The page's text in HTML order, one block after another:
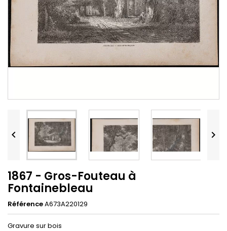
 
1867 - Gros-Fouteau à
Fontainebleau
RéférenceA673A220129
Gravure sur bois